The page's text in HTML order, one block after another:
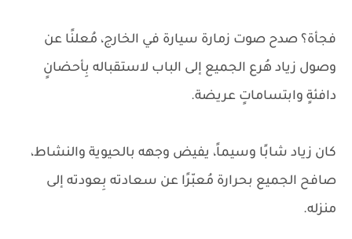
فجأة؟ صدح صوت زمارة سيارة في الخارج، مُعلنًا عن
وصول زياد هُرع الجميع إلى الباب لاستقباله بِأحضانٍ
دافئةٍ وابتساماتٍ عريضة.
كان زياد شابًا وسيماً، يفيض وجهه بالحيوية والنشاط،
صافح الجميع بحرارة مُعبّرًا عن سعادته بِعودته إلى
منزله.